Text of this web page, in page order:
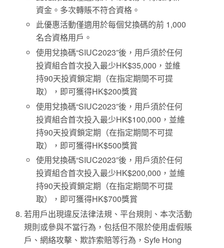
資金。多次轉賬不符合資格。
此優惠活動僅適用於每個兌換碼的前 1,000
名合資格用戶。
使用兌換碼“SIUC2023”後，用戶須於任何
投資組合首次投入最少HK$35,000，並維
持90天投資鎖定期（在指定期間不可提
取），即可獲得HK$200獎賞
使用兌換碼“SIUC2023”後，用戶須於任何
投資組合首次投入最少HK$100,000，並維
持90天投資鎖定期（在指定期間不可提
取），即可獲得HK$500獎賞
使用兌換碼“SIUC2023”後，用戶須於任何
投資組合首次投入最少HK$200,000，並維
持90天投資鎖定期（在指定期間不可提
取），即可獲得HK$700獎賞
若用戶出現違反法律法規、平台規則、本次活動
規則或參與不當行為，包括但不限於使用虛假賬
戶、網絡攻擊、欺詐索賠等行為，Syfe Hong